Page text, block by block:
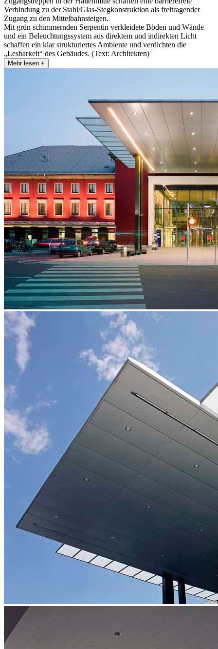
Verbindung zu der Stahl/Glas-Stegkonstruktion als freitragender
Zugang zu den Mittelbahnsteigen.
Mit grün schimmernden Serpentin verkleidete Böden und Wände
und ein Beleuchtungssystem aus direktem und indirekten Licht
schaffen ein klar strukturiertes Ambiente und verdichten die
„Lesbarkeit“ des Gebäudes. (Text: Architekten)
Mehr lesen +